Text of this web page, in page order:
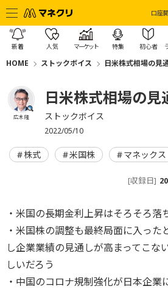
口座
新着 人気 マーケット 特集 初心者
HOME ストックボイス 日米株式相場の見
広木 隆
日米株式相場の見
ストックボイス
2022/05/10
株式 米国株 マネックス
[収録日]
・米国の長期金利上昇はそろそろ落
・米国株の調整も最終局面に入った
し企業業績の見通しが高まってこな
しいだろう
・中国のコロナ規制強化が日本企業